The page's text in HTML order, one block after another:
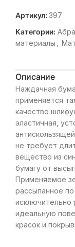
Артикул: 397
Категории:
материалы
Описание
Наждачная
применяется
качество
эластичная,
не требует
вещество из
бумагу от
Применяемое
рассыпанное
исключительно
идеальную
красок и